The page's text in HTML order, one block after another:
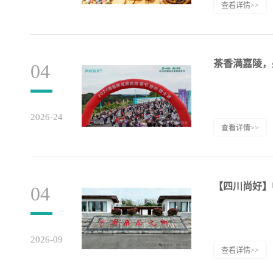
查看详情>>
04
2026-24
茶香满嘉陵
查看详情>>
04
2026-09
【四川尚好
查看详情>>